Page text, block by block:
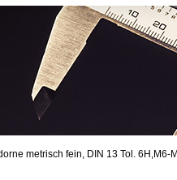
metrisch fein, DIN 13 Tol. 6H,M6-